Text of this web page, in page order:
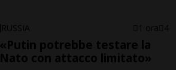
RUSSIA 1 ora 4
«Putin potrebbe testare la
Nato con attacco limitato»